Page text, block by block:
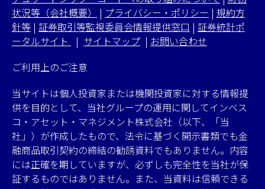
状況等（会社概要）
| プライバシー・ポリシー | 規約方
針等 | 証券取引等監視委員会情報提供窓口 | 証券統計ポ
ータルサイト
| サイトマップ | お問い合わせ
ご利用上のご注意
当サイトは個人投資家または機関投資家に対する情報提
供を目的として、当社グループの運用に関してインベス
コ・アセット・マネジメント株式会社（以下、「当
社」）が作成したもので、法令に基づく開示書類でも金
融商品取引契約の締結の勧誘資料でもありません。内容
には正確を期していますが、必ずしも完全性を当社が保
証するものではありません。また、当資料は信頼できる